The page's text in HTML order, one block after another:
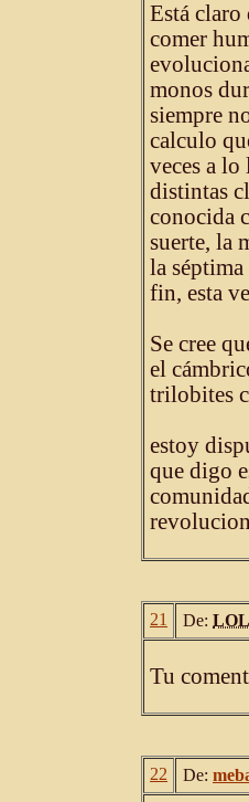
Está claro
comer
monos
siempre
calculo
veces a
distintas
conocida
suerte, la
la séptima
fin, esta
Se cree
el
trilobites
estoy
que digo
21 De:
Tu
22 De: